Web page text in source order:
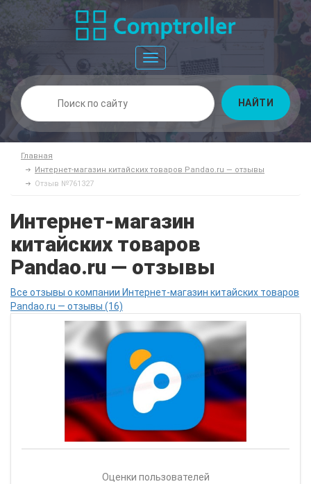
Toggle
navigation
НАЙТИ
Главная
Интернет-магазин китайских товаров Pandao.ru — отзывы
Отзыв №761327
Интернет-магазин
китайских товаров
Pandao.ru — отзывы
Все отзывы о компании Интернет-магазин китайских товаров
Pandao.ru — отзывы (16)
Оценки пользователей